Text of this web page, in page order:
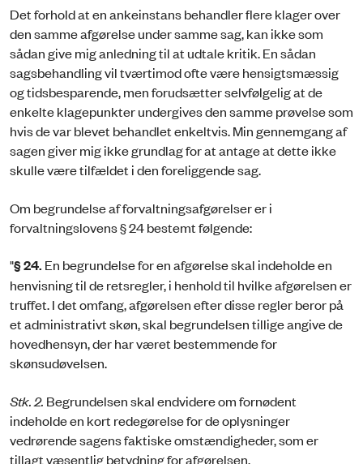
Det forhold at en ankeinstans behandler flere klager over
den samme afgørelse under samme sag, kan ikke som
sådan give mig anledning til at udtale kritik. En sådan
sagsbehandling vil tværtimod ofte være hensigtsmæssig
og tidsbesparende, men forudsætter selvfølgelig at de
enkelte klagepunkter undergives den samme prøvelse som
hvis de var blevet behandlet enkeltvis. Min gennemgang af
sagen giver mig ikke grundlag for at antage at dette ikke
skulle være tilfældet i den foreliggende sag.
Om begrundelse af forvaltningsafgørelser er i
forvaltningslovens § 24 bestemt følgende:
"§ 24. En begrundelse for en afgørelse skal indeholde en
henvisning til de retsregler, i henhold til hvilke afgørelsen er
truffet. I det omfang, afgørelsen efter disse regler beror på
et administrativt skøn, skal begrundelsen tillige angive de
hovedhensyn, der har været bestemmende for
skønsudøvelsen.
Stk. 2. Begrundelsen skal endvidere om fornødent
indeholde en kort redegørelse for de oplysninger
vedrørende sagens faktiske omstændigheder, som er
tillagt væsentlig betydning for afgørelsen.